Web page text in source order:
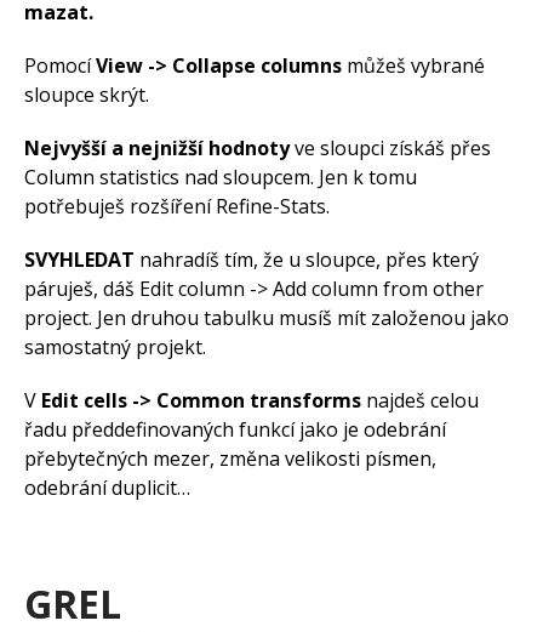
mazat.
PomocíView -> Collapse columns můžeš vybrané
sloupce skrýt.
Nejvyšší a nejnižší hodnotyve sloupci získáš přes
Column statistics nad sloupcem. Jen k tomu
potřebuješ rozšíření Refine-Stats.
SVYHLEDAT nahradíš tím, že u sloupce, přes který
páruješ, dáš Edit column -> Add column from other
project. Jen druhou tabulku musíš mít založenou jako
samostatný projekt.
V Edit cells -> Common transforms najdeš celou
řadu předdefinovaných funkcí jako je odebrání
přebytečných mezer, změna velikosti písmen,
odebrání duplicit…
GREL